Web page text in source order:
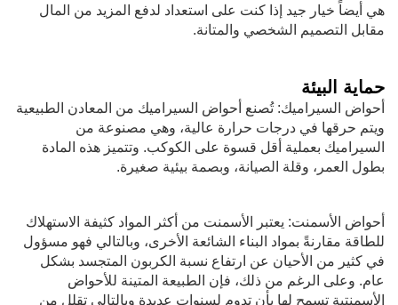
هي أيضاً خيار جيد إذا كنت على استعداد لدفع المزيد من المال
مقابل التصميم الشخصي والمتانة.
حماية البيئة
أحواض السيراميك: تُصنع أحواض السيراميك من المعادن الطبيعية
ويتم حرقها في درجات حرارة عالية، وهي مصنوعة من
السيراميك بعملية أقل قسوة على الكوكب. وتتميز هذه المادة
بطول العمر، وقلة الصيانة، وبصمة بيئية صغيرة.
أحواض الأسمنت: يعتبر الأسمنت من أكثر المواد كثيفة الاستهلاك
للطاقة مقارنةً بمواد البناء الشائعة الأخرى، وبالتالي فهو مسؤول
في كثير من الأحيان عن ارتفاع نسبة الكربون المتجسد بشكل
عام. وعلى الرغم من ذلك، فإن الطبيعة المتينة للأحواض
الأسمنتية تسمح لها بأن تدوم لسنوات عديدة وبالتالي تقلل من